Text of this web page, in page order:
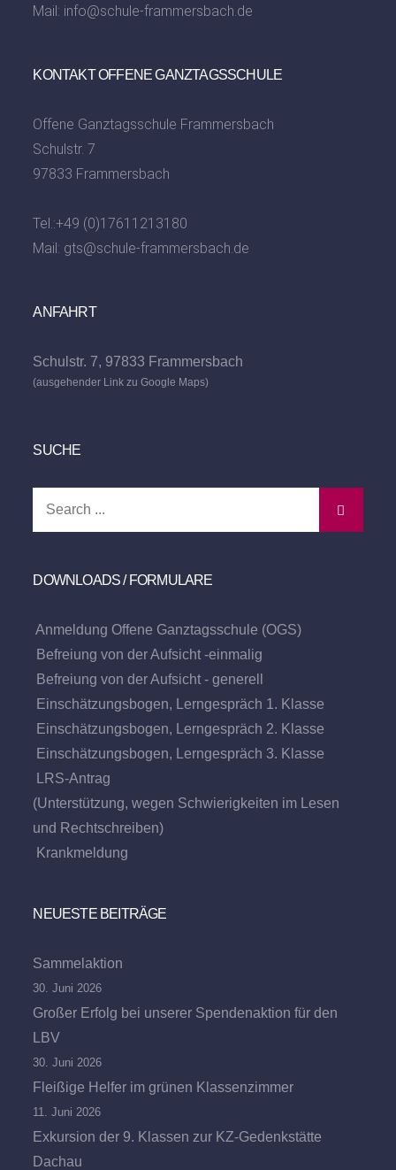
Mail: info@schule-frammersbach.de
KONTAKT OFFENE GANZTAGSSCHULE
Offene Ganztagsschule Frammersbach
Schulstr. 7
97833 Frammersbach
Tel.:+49 (0)17611213180
Mail: gts@schule-frammersbach.de
ANFAHRT
Schulstr. 7, 97833 Frammersbach
(ausgehender Link zu Google Maps)
SUCHE
DOWNLOADS / FORMULARE
Anmeldung Offene Ganztagsschule (OGS)
Befreiung von der Aufsicht -einmalig
Befreiung von der Aufsicht - generell
Einschätzungsbogen, Lerngespräch 1. Klasse
Einschätzungsbogen, Lerngespräch 2. Klasse
Einschätzungsbogen, Lerngespräch 3. Klasse
LRS-Antrag
(Unterstützung, wegen Schwierigkeiten im Lesen
und Rechtschreiben)
Krankmeldung
NEUESTE BEITRÄGE
Sammelaktion
30. Juni 2026
Großer Erfolg bei unserer Spendenaktion für den
LBV
30. Juni 2026
Fleißige Helfer im grünen Klassenzimmer
11. Juni 2026
Exkursion der 9. Klassen zur KZ-Gedenkstätte
Dachau